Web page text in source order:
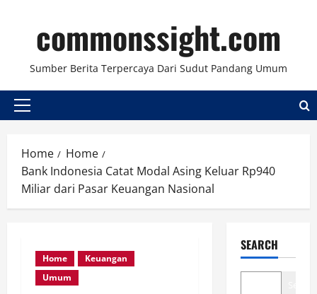
contentcommonssight.com
Sumber Berita Terpercaya Dari Sudut Pandang Umum
Primary
Home
Home
Bank Indonesia Catat Modal Asing Keluar Rp940
Miliar dari Pasar Keuangan Nasional
Home
Keuangan
Umum
SEARCH